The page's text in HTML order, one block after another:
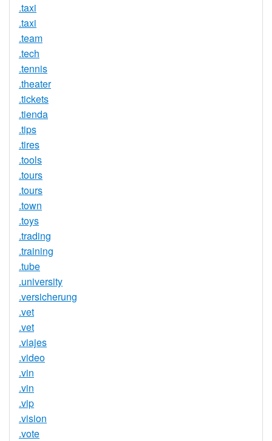
.taxi
.taxi
.team
.tech
.tennis
.theater
.tickets
.tienda
.tips
.tires
.tools
.tours
.tours
.town
.toys
.trading
.training
.tube
.university
.versicherung
.vet
.vet
.viajes
.video
.vin
.vin
.vip
.vision
.vote